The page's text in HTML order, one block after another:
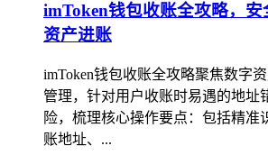
imToken钱包收账全攻略，
资产进账
imToken钱包收账全攻略聚焦数字
管理，针对用户收账时易遇的地址
险，梳理核心操作要点：包括精准
账地址、...